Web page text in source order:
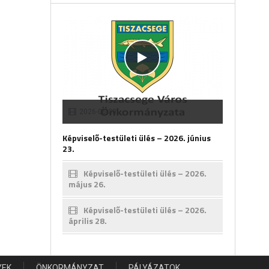
Képviselő-testületi ülés – 2026. június
23.
Képviselő-testületi ülés – 2026.
május 26.
Képviselő-testületi ülés – 2026.
április 28.